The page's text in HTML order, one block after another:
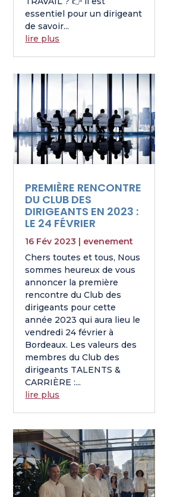
essentiel pour un dirigeant
de savoir...
lire plus
PREMIÈRE RENCONTRE
DU CLUB DES
DIRIGEANTS EN 2023 :
LE 24 FÉVRIER
16 Fév 2023 | evenement
Chers toutes et tous, Nous
sommes heureux de vous
annoncer la première
rencontre du Club des
dirigeants pour cette
année 2023 qui aura lieu le
vendredi 24 février à
Bordeaux. Les valeurs des
membres du Club des
dirigeants TALENTS &
CARRIÈRE :...
lire plus